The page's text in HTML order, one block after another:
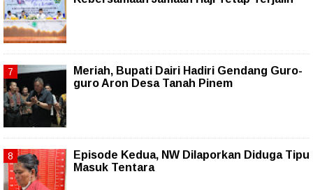
Meriah, Bupati Dairi Hadiri Gendang Guro-
guro Aron Desa Tanah Pinem
Episode Kedua, NW Dilaporkan Diduga Tipu
Masuk Tentara